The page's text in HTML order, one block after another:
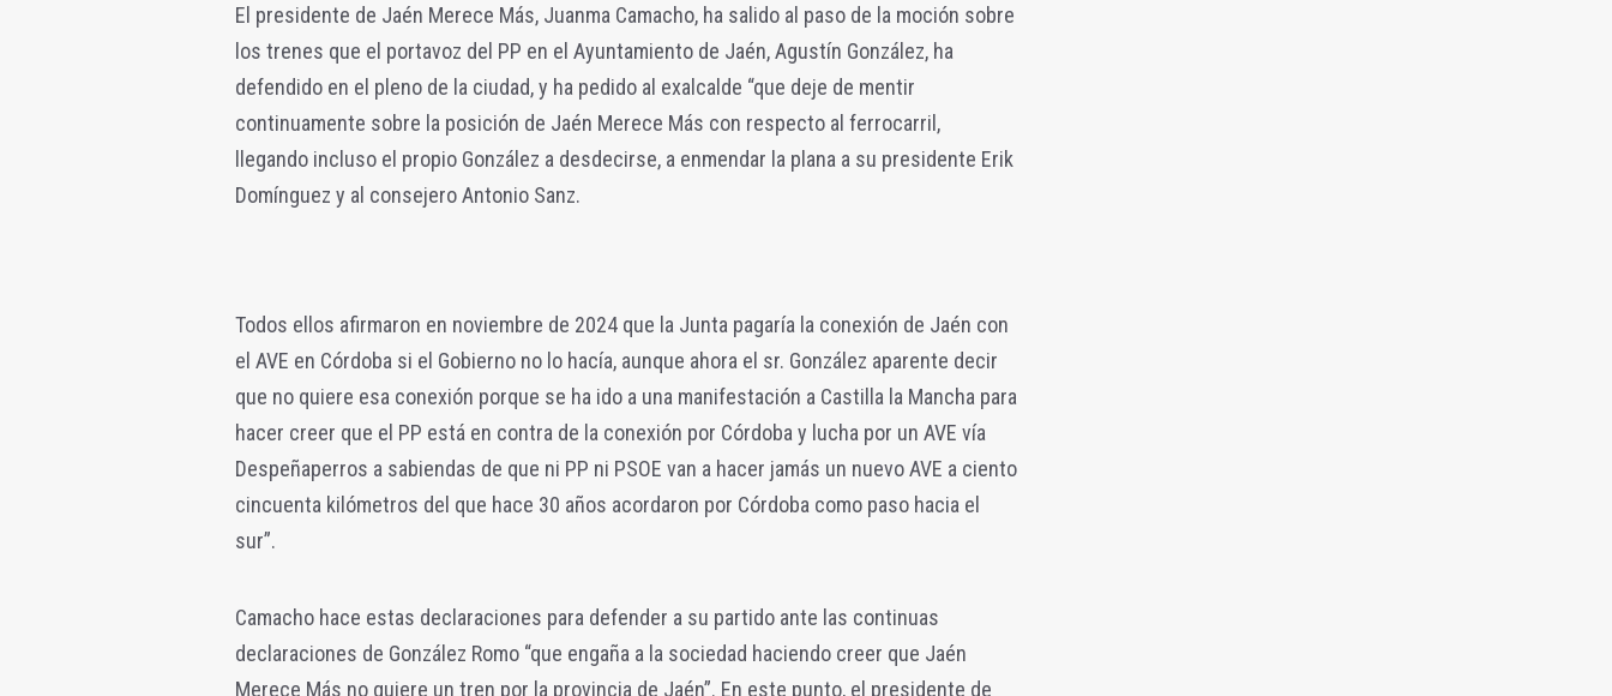
El presidente de Jaén Merece Más, Juanma Camacho, ha salido al paso de la moción sobre
los trenes que el portavoz del PP en el Ayuntamiento de Jaén, Agustín González, ha
defendido en el pleno de la ciudad, y ha pedido al exalcalde “que deje de mentir
continuamente sobre la posición de Jaén Merece Más con respecto al ferrocarril,
llegando incluso el propio González a desdecirse, a enmendar la plana a su presidente Erik
Domínguez y al consejero Antonio Sanz.
Todos ellos afirmaron en noviembre de 2024 que la Junta pagaría la conexión de Jaén con
el AVE en Córdoba si el Gobierno no lo hacía, aunque ahora el sr. González aparente decir
que no quiere esa conexión porque se ha ido a una manifestación a Castilla la Mancha para
hacer creer que el PP está en contra de la conexión por Córdoba y lucha por un AVE vía
Despeñaperros a sabiendas de que ni PP ni PSOE van a hacer jamás un nuevo AVE a ciento
cincuenta kilómetros del que hace 30 años acordaron por Córdoba como paso hacia el
sur”.
Camacho hace estas declaraciones para defender a su partido ante las continuas
declaraciones de González Romo “que engaña a la sociedad haciendo creer que Jaén
Merece Más no quiere un tren por la provincia de Jaén”. En este punto, el presidente de